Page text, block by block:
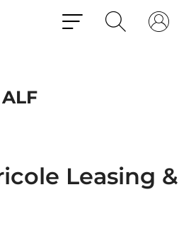
Leasing &